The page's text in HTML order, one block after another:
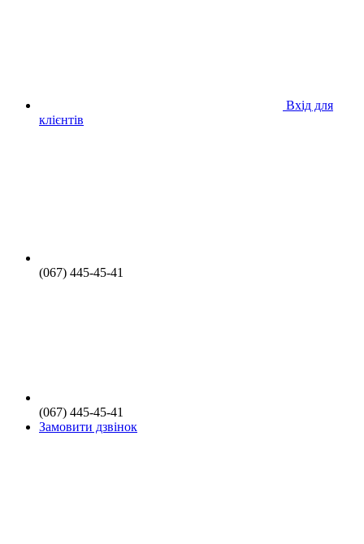
Вхід для
клієнтів
(067) 445-45-41
(067) 445-45-41
Замовити дзвінок